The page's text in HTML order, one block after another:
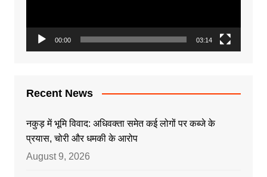
00:00 03:14
Recent News
नकुड़ में भूमि विवाद: अधिवक्ता समेत कई लोगों पर कब्जे के
प्रयास, चोरी और धमकी के आरोप
August 9, 2026